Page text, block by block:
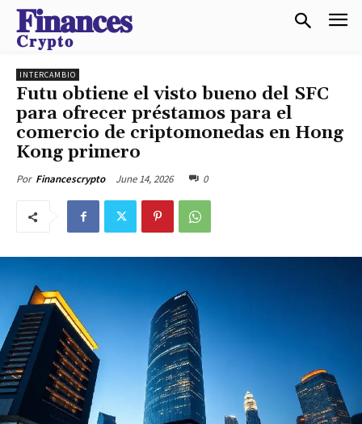
𝐅𝐢𝐧𝐚𝐧𝐜𝐞𝐬
𝐂𝐫𝐲𝐩𝐭𝐨
INTERCAMBIO
Futu obtiene el visto bueno del SFC
para ofrecer préstamos para el
comercio de criptomonedas en Hong
Kong primero
Por Financescrypto June 14, 2026 0